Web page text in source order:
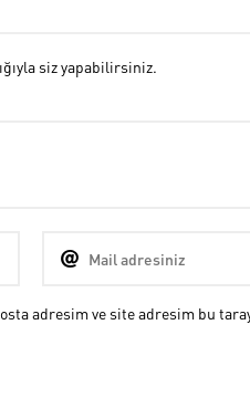
siz yapabilirsiniz.
adresim ve site adresim bu